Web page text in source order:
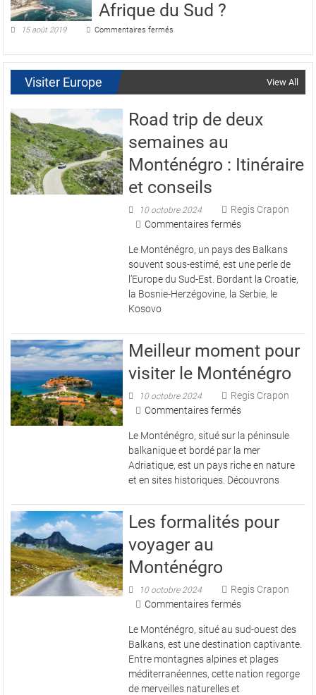
au
Afrique du Sud ?
15 août 2019 Commentaires fermés
à
en
du
Visiter Europe View All
Road trip de deux
semaines au
Monténégro : Itinéraire
et conseils
10 octobre 2024
Regis Crapon
Commentaires ferméssur
trip
de
deux
semaines
Itinéraire
et
conseils
Le Monténégro, un pays des Balkans
souvent sous-estimé, est une perle de
l’Europe du Sud-Est. Bordant la Croatie,
la Bosnie-Herzégovine, la Serbie, le
Kosovo
Meilleur moment pour
visiter le Monténégro
10 octobre 2024
Regis Crapon
Commentaires ferméssur
moment
pour
visiter
le
Le Monténégro, situé sur la péninsule
balkanique et bordé par la mer
Adriatique, est un pays riche en nature
et en sites historiques. Découvrons
Les formalités pour
voyager au
Monténégro
10 octobre 2024
Regis Crapon
Commentaires ferméssur
formalités
pour
voyager
au
Le Monténégro, situé au sud-ouest des
Balkans, est une destination captivante.
Entre montagnes alpines et plages
méditerranéennes, cette nation regorge
de merveilles naturelles et